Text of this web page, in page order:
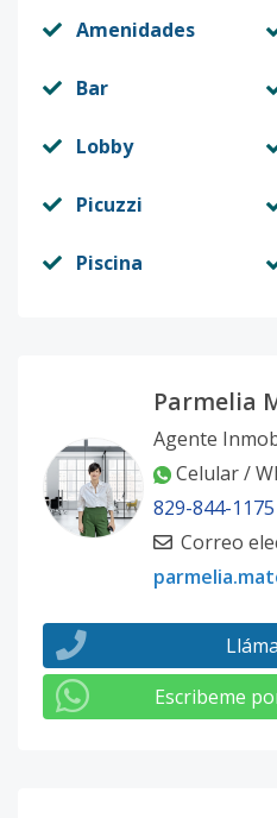
Amenidades
Bar
Lobby
Picuzzi
Piscina
Parmelia
Agente
Celular /
829-844-1175
Correo
Escribeme